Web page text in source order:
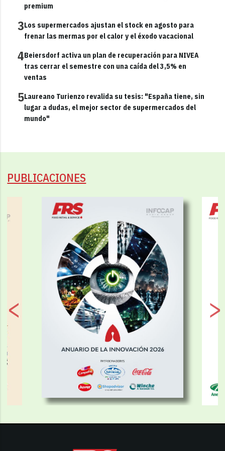
premium
3Los supermercados ajustan el stock en agosto para
frenar las mermas por el calor y el éxodo vacacional
4Beiersdorf activa un plan de recuperación para NIVEA
tras cerrar el semestre con una caída del 3,5% en
ventas
5Laureano Turienzo revalida su tesis: "España tiene, sin
lugar a dudas, el mejor sector de supermercados del
mundo"
PUBLICACIONES